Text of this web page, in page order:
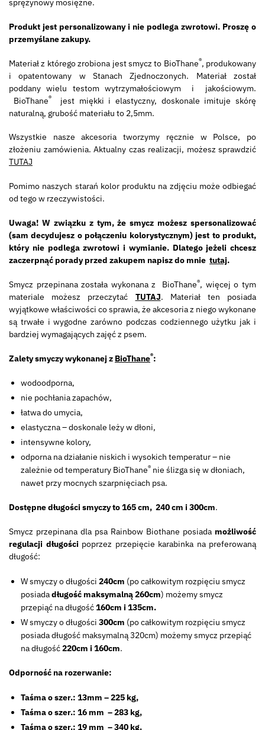
sprężynowy mosiężne.
Produkt jest personalizowany i nie podlega zwrotowi. Proszę o
przemyślane zakupy.
Materiał z którego zrobiona jest smycz to BioThane®, produkowany
i opatentowany w Stanach Zjednoczonych. Materiał został
poddany wielu testom wytrzymałościowym i jakościowym.
BioThane®jest miękki i elastyczny, doskonale imituje skórę
naturalną, grubość materiału to 2,5mm.
Wszystkie nasze akcesoria tworzymy ręcznie w Polsce, po
złożeniu zamówienia. Aktualny czas realizacji, możesz sprawdzić
TUTAJ
Pomimo naszych starań kolor produktu na zdjęciu może odbiegać
od tego w rzeczywistości.
Uwaga! W związku z tym, że smycz możesz spersonalizować
(sam decydujesz o połączeniu kolorystycznym) jest to produkt,
który nie podlega zwrotowi i wymianie. Dlatego jeżeli chcesz
zaczerpnąć porady przed zakupem napisz do mnie tutaj.
Smycz przepinana została wykonana z BioThane®, więcej o tym
materiale możesz przeczytać TUTAJ. Materiał ten posiada
wyjątkowe właściwości co sprawia, że akcesoria z niego wykonane
są trwałe i wygodne zarówno podczas codziennego użytku jak i
bardziej wymagających zajęć z psem.
Zalety smyczy wykonanej z BioThane®:
wodoodporna,
nie pochłania zapachów,
łatwa do umycia,
elastyczna – doskonale leży w dłoni,
intensywne kolory,
odporna na działanie niskich i wysokich temperatur – nie
zależnie od temperatury BioThane® nie ślizga się w dłoniach,
nawet przy mocnych szarpnięciach psa.
Dostępne długości smyczy to 165 cm, 240 cm i 300cm.
Smycz przepinana dla psa Rainbow Biothane posiada możliwość
regulacji długościpoprzez przepięcie karabinka na preferowaną
długość:
W smyczy o długości 240cm (po całkowitym rozpięciu smycz
posiadadługość maksymalną 260cm) możemy smycz
przepiąć na długość160cm i 135cm.
W smyczy o długości 300cm (po całkowitym rozpięciu smycz
posiada długość maksymalną 320cm) możemy smycz przepiąć
na długość220cm i 160cm.
Odporność na rozerwanie:
Taśma o szer.: 13mm – 225 kg,
Taśma o szer.: 16 mm – 283 kg,
Taśma o szer.: 19 mm – 340 kg.